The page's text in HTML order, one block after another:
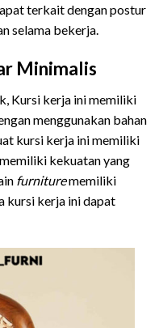
terkait dengan postur
selama bekerja.
Minimalis
Kursi kerja ini memiliki
menggunakan bahan
kursi kerja ini memiliki
kekuatan yang
furniturememiliki
kursi kerja ini dapat